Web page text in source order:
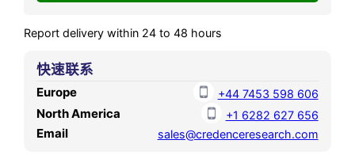
Report delivery within 24 to 48 hours
快速联系
Europe +44 7453 598 606
North America +1 6282 627 656
Email sales@credenceresearch.com